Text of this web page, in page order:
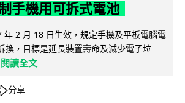
手機用可拆式電池
年 2 月 18 日生效，規定手機及平板電腦電
換，目標是延長裝置壽命及減少電子垃
閱讀全文
分享